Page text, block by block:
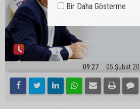
09:27 05 Şubat
Bir Daha Gösterme